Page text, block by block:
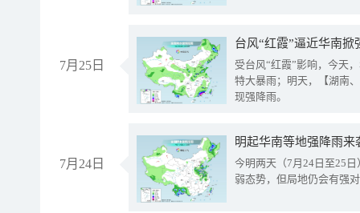
7月25日
台风“红霞”逼近华南
受台风“红霞”影响，今天
特大暴雨；明天，【湖南
现强降雨。
7月24日
明起华南等地强降雨
今明两天（7月24日至25
弱态势，但局地仍会有强